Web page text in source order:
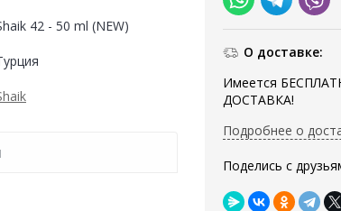
О доставке:
Имеется
ДОСТАВКА!
Подробнее о
Поделись с
42 - 50 ml (NEW)